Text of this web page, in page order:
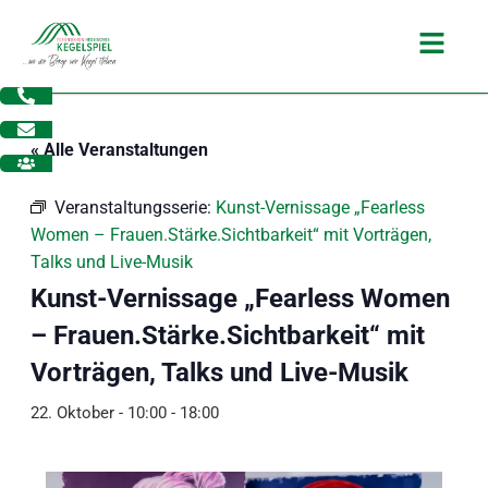
Inhalt
springen
Main
« Alle Veranstaltungen
Veranstaltungsserie: Kunst-Vernissage „Fearless
Women – Frauen.Stärke.Sichtbarkeit“ mit Vorträgen,
Talks und Live-Musik
Kunst-Vernissage „Fearless Women
– Frauen.Stärke.Sichtbarkeit“ mit
Vorträgen, Talks und Live-Musik
22. Oktober - 10:00- 18:00